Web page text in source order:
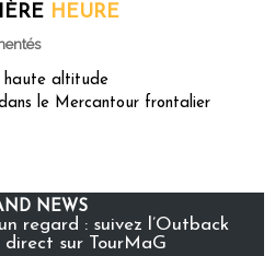
HEURE
haute altitude
le Mercantour frontalier
NEWS
regard : suivez l’Outback
sur TourMaG